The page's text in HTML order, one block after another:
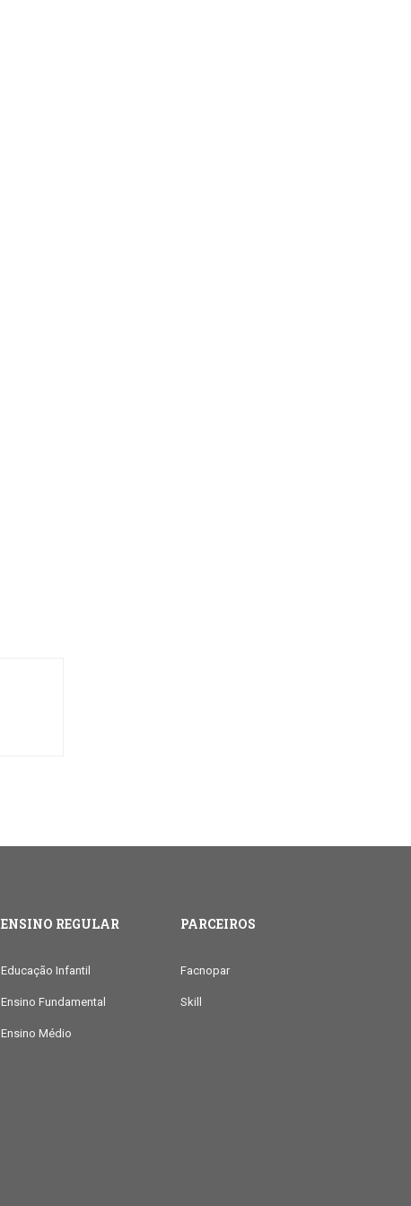
ENSINO REGULAR
Educação Infantil
Ensino Fundamental
Ensino Médio
PARCEIROS
Facnopar
Skill